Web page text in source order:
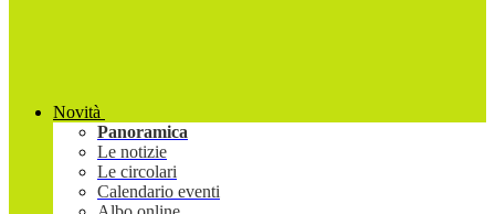
Novità
Panoramica
Le notizie
Le circolari
Calendario eventi